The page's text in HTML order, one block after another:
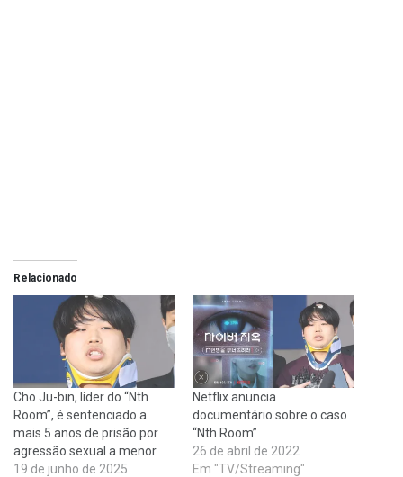
Relacionado
Cho Ju-bin, líder do “Nth
Room”, é sentenciado a
mais 5 anos de prisão por
agressão sexual a menor
19 de junho de 2025
Netflix anuncia
documentário sobre o caso
“Nth Room”
26 de abril de 2022
Em "TV/Streaming"